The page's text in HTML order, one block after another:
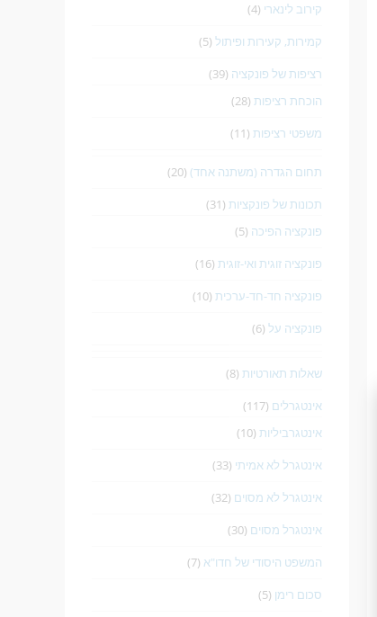
קירוב לינארי (4)
קמירות, קעירות ופיתול (5)
רציפות של פונקציה (39)
הוכחת רציפות (28)
משפטי רציפות (11)
תחום הגדרה (משתנה אחד) (20)
תכונות של פונקציות (31)
פונקציה הפיכה (5)
פונקציה זוגית ואי-זוגית (16)
פונקציה חד-חד-ערכית (10)
פונקציה על (6)
שאלות תאורטיות (8)
אינטגרלים (117)
אינטגרביליות (10)
אינטגרל לא אמיתי (33)
אינטגרל לא מסוים (32)
אינטגרל מסוים (30)
המשפט היסודי של חדו"א (7)
סכום רימן (5)